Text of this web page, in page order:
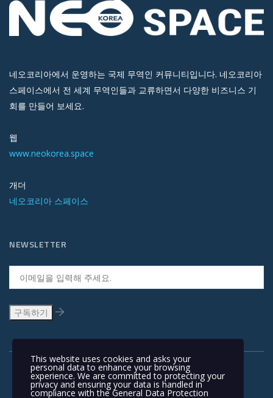
네오코리아에서 운영하는 국제 무역인 커뮤니티입니다. 네오코리아
스페이스에서 전 세계 무역인들과 교류하면서 다양한 비즈니스 기
회를 만들어 보세요.
웹
www.neokorea.space
개더
네오코리아 스페이스
NEWSLETTER
This website uses cookies and asks your
personal data to enhance your browsing
experience. We are committed to protecting your
privacy and ensuring your data is handled in
compliance with theGeneral Data Protection